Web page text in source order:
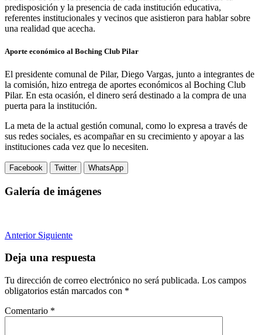
predisposición y la presencia de cada institución educativa,
referentes institucionales y vecinos que asistieron para hablar sobre
una realidad que acecha.
Aporte económico al Boching Club Pilar
El presidente comunal de Pilar, Diego Vargas, junto a integrantes de
la comisión, hizo entrega de aportes económicos al Boching Club
Pilar. En esta ocasión, el dinero será destinado a la compra de una
puerta para la institución.
La meta de la actual gestión comunal, como lo expresa a través de
sus redes sociales, es acompañar en su crecimiento y apoyar a las
instituciones cada vez que lo necesiten.
Facebook Twitter WhatsApp
Galería de imágenes
Anterior Siguiente
Deja una respuesta
Tu dirección de correo electrónico no será publicada. Los campos
obligatorios están marcados con *
Comentario *